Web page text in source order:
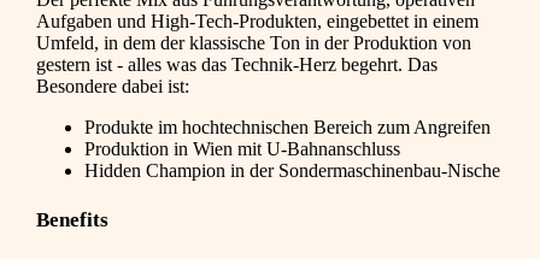
Aufgaben und High-Tech-Produkten, eingebettet in einem
Umfeld, in dem der klassische Ton in der Produktion von
gestern ist - alles was das Technik-Herz begehrt. Das
Besondere dabei ist:
Produkte im hochtechnischen Bereich zum Angreifen
Produktion in Wien mit U-Bahnanschluss
Hidden Champion in der Sondermaschinenbau-Nische
Benefits